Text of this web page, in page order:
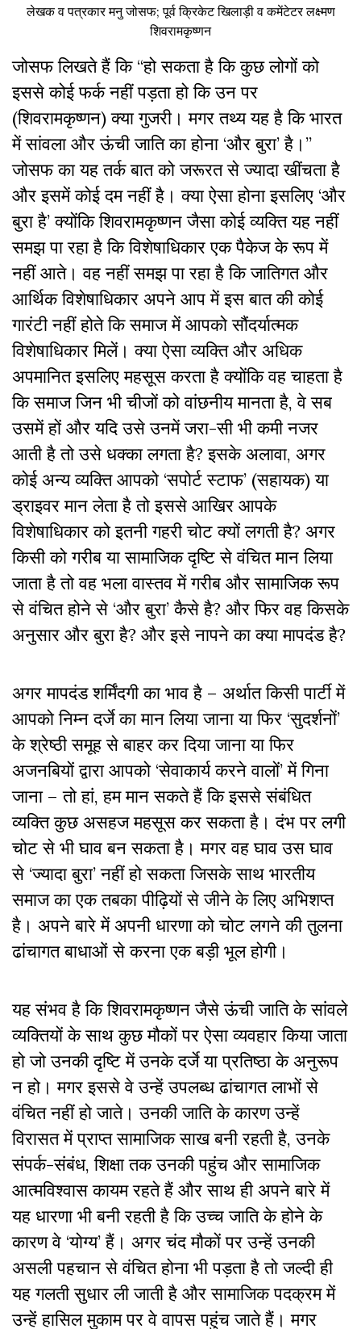
लेखक व पत्रकार मनु जोसफ; पूर्व क्रिकेट खिलाड़ी व कमेंटेटर लक्ष्मण
शिवरामकृष्णन
जोसफ लिखते हैं कि “हो सकता है कि कुछ लोगों को
इससे कोई फर्क नहीं पड़ता हो कि उन पर
(शिवरामकृष्णन) क्या गुजरी। मगर तथ्य यह है कि भारत
में सांवला और ऊंची जाति का होना ‘और बुरा’ है।”
जोसफ का यह तर्क बात को जरूरत से ज्यादा खींचता है
और इसमें कोई दम नहीं है। क्या ऐसा होना इसलिए ‘और
बुरा है’ क्योंकि शिवरामकृष्णन जैसा कोई व्यक्ति यह नहीं
समझ पा रहा है कि विशेषाधिकार एक पैकेज के रूप में
नहीं आते। वह नहीं समझ पा रहा है कि जातिगत और
आर्थिक विशेषाधिकार अपने आप में इस बात की कोई
गारंटी नहीं होते कि समाज में आपकोसौंदर्यात्मक
विशेषाधिकार मिलें। क्या ऐसा व्यक्ति और अधिक
अपमानित इसलिए महसूस करता है क्योंकि वह चाहता है
कि समाज जिन भी चीजों को वांछनीय मानता है, वे सब
उसमें हों और यदि उसे उनमें जरा-सी भी कमी नजर
आती है तो उसे धक्का लगता है? इसके अलावा, अगर
कोई अन्य व्यक्ति आपको ‘सपोर्ट स्टाफ’ (सहायक) या
ड्राइवर मान लेता है तो इससे आखिर आपके
विशेषाधिकार को इतनी गहरी चोट क्यों लगती है? अगर
किसी को गरीब या सामाजिक दृष्टि से वंचित मान लिया
जाता है तो वह भला वास्तव में गरीब और सामाजिक रूप
से वंचित होने से ‘और बुरा’ कैसे है? और फिर वह किसके
अनुसार और बुरा है? और इसे नापने का क्या मापदंड है?
अगर मापदंड शर्मिंदगी का भाव है – अर्थात किसी पार्टी में
आपको निम्न दर्जे का मान लिया जाना या फिर ‘सुदर्शनों’
के श्रेष्ठी समूह से बाहर कर दिया जाना या फिर
अजनबियों द्वारा आपको ‘सेवाकार्य करने वालों’ में गिना
जाना – तो हां, हम मान सकते हैं कि इससे संबंधित
व्यक्ति कुछ असहज महसूस कर सकता है। दंभ पर लगी
चोट से भी घाव बन सकता है। मगर वह घाव उस घाव
से ‘ज्यादा बुरा’ नहीं हो सकता जिसके साथ भारतीय
समाज का एक तबका पीढ़ियों से जीने के लिए अभिशप्त
है। अपने बारे में अपनी धारणा को चोट लगने की तुलना
ढांचागत बाधाओं से करना एक बड़ी भूल होगी।
यह संभव है कि शिवरामकृष्णन जैसे ऊंची जाति के सांवले
व्यक्तियों के साथ कुछ मौकों पर ऐसा व्यवहार किया जाता
हो जो उनकी दृष्टि में उनके दर्जे या प्रतिष्ठा के अनुरूप
न हो। मगर इससे वे उन्हें उपलब्ध ढांचागत लाभों से
वंचित नहीं हो जाते। उनकी जाति के कारण उन्हें
विरासत में प्राप्त सामाजिक साख बनी रहती है, उनके
संपर्क-संबंध, शिक्षा तक उनकी पहुंच और सामाजिक
आत्मविश्वास कायम रहते हैं और साथ ही अपने बारे में
यह धारणा भी बनी रहती है कि उच्च जाति के होने के
कारण वे ‘योग्य’ हैं। अगर चंद मौकों पर उन्हें उनकी
असली पहचान से वंचित होना भी पड़ता है तो जल्दी ही
यह गलती सुधार ली जाती है और सामाजिक पदक्रम में
उन्हें हासिल मुकाम पर वे वापस पहुंच जाते हैं। मगर